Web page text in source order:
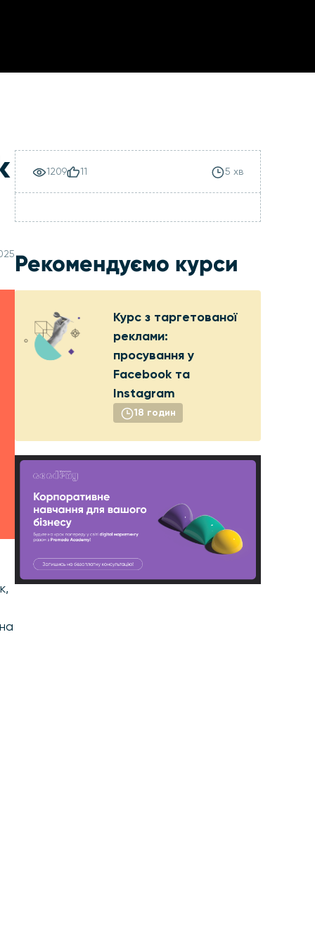
1209 11 5 хв
Рекомендуємо курси
Курс з таргетованої
реклами:
просування у
Facebook та
Instagram
18 годин